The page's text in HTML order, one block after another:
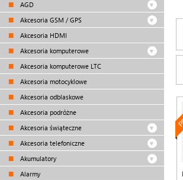
AGD
Akcesoria GSM / GPS
Akcesoria HDMI
Akcesoria komputerowe
Akcesoria komputerowe LTC
Akcesoria motocyklowe
Akcesoria odblaskowe
Akcesoria podróżne
Akcesoria świąteczne
Akcesoria telefoniczne
Akumulatory
Alarmy